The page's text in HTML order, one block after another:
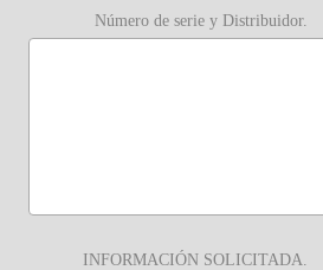
Número de serie y Distribuidor.
INFORMACIÓN SOLICITADA.